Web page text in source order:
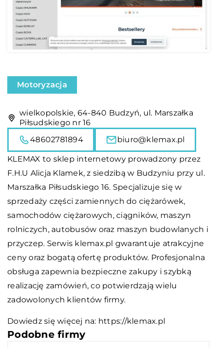
Motoryzacja
wielkopolskie, 64-840 Budzyń, ul. Marszałka
Piłsudskiego nr 16
48602781894
biuro@klemax.pl
KLEMAX to sklep internetowy prowadzony przez
F.H.U Alicja Klamek, z siedzibą w Budzyniu przy ul.
Marszałka Piłsudskiego 16. Specjalizuje się w
sprzedaży części zamiennych do ciężarówek,
samochodów ciężarowych, ciągników, maszyn
rolniczych, autobusów oraz maszyn budowlanych i
przyczep. Serwis klemax.pl gwarantuje atrakcyjne
ceny oraz bogatą ofertę produktów. Profesjonalna
obsługa zapewnia bezpieczne zakupy i szybką
realizację zamówień, co potwierdzają wielu
zadowolonych klientów firmy.
Dowiedz się więcej na: https://klemax.pl
Podobne firmy